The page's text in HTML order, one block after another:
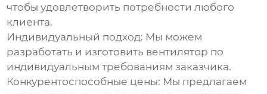
чтобы удовлетворить потребности любого
клиента.
Индивидуальный подход: Мы можем
разработать и изготовить вентилятор по
индивидуальным требованиям заказчика.
Конкурентоспособные цены: Мы предлагаем